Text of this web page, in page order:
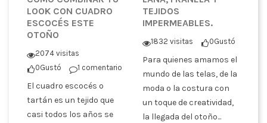
LOOK CON CUADRO
ESCOCÉS ESTE
OTOÑO
2074 visitas
0Gustó 1 comentario
El cuadro escocés o
tartán es un tejido que
casi todos los años se
TEJIDOS
IMPERMEABLES.
1832 visitas 0Gustó
Para quienes amamos el
mundo de las telas, de la
moda o la costura con
un toque de creatividad,
la llegada del otoño...